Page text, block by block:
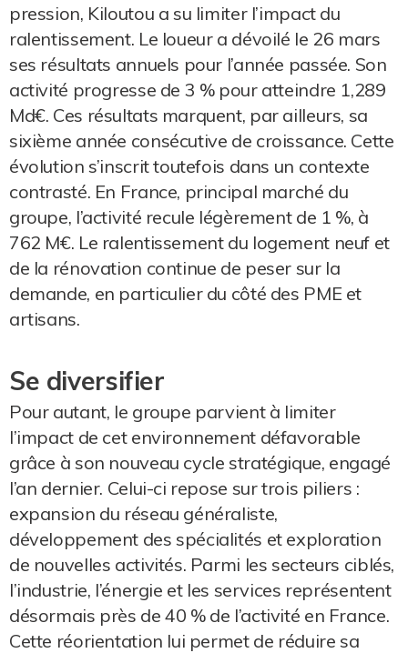
pression, Kiloutou a su limiter l’impact du
ralentissement. Le loueur a dévoilé le 26 mars
ses résultats annuels pour l’année passée. Son
activité progresse de 3 % pour atteindre 1,289
Md€. Ces résultats marquent, par ailleurs, sa
sixième année consécutive de croissance. Cette
évolution s’inscrit toutefois dans un contexte
contrasté. En France, principal marché du
groupe, l’activité recule légèrement de 1 %, à
762 M€. Le ralentissement du logement neuf et
de la rénovation continue de peser sur la
demande, en particulier du côté des PME et
artisans.
Se diversifier
Pour autant, le groupe parvient à limiter
l’impact de cet environnement défavorable
grâce à son nouveau cycle stratégique, engagé
l’an dernier. Celui-ci repose sur trois piliers :
expansion du réseau généraliste,
développement des spécialités et exploration
de nouvelles activités. Parmi les secteurs ciblés,
l’industrie, l’énergie et les services représentent
désormais près de 40 % de l’activité en France.
Cette réorientation lui permet de réduire sa